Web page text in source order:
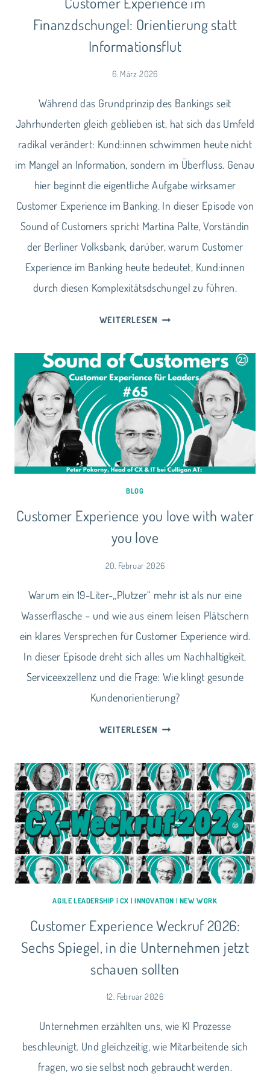
Finanzdschungel: Orientierung statt
Informationsflut
6. März 2026
Während das Grundprinzip des Bankings seit
Jahrhunderten gleich geblieben ist, hat sich das Umfeld
radikal verändert: Kund:innen schwimmen heute nicht
im Mangel an Information, sondern im Überfluss. Genau
hier beginnt die eigentliche Aufgabe wirksamer
Customer Experience im Banking. In dieser Episode von
Sound of Customers spricht Martina Palte, Vorständin
der Berliner Volksbank, darüber, warum Customer
Experience im Banking heute bedeutet, Kund:innen
durch diesen Komplexitätsdschungel zu führen.
WEITERLESEN CUSTOMER
FINANZDSCHUNGEL:
ORIENTIERUNG
STATT
INFORMATIONSFLUT
BLOG
Customer Experience you love with water
you love
20. Februar 2026
Warum ein 19-Liter-„Plutzer“ mehr ist als nur eine
Wasserflasche – und wie aus einem leisen Plätschern
ein klares Versprechen für Customer Experience wird.
In dieser Episode dreht sich alles um Nachhaltigkeit,
Serviceexzellenz und die Frage: Wie klingt gesunde
Kundenorientierung?
WEITERLESEN CUSTOMER
LOVE
WITH
WATER
YOU
LOVE
AGILE LEADERSHIP | CX | INNOVATION | NEW WORK
Customer Experience Weckruf 2026:
Sechs Spiegel, in die Unternehmen jetzt
schauen sollten
12. Februar 2026
Unternehmen erzählten uns, wie KI Prozesse
beschleunigt. Und gleichzeitig, wie Mitarbeitende sich
fragen, wo sie selbst noch gebraucht werden.